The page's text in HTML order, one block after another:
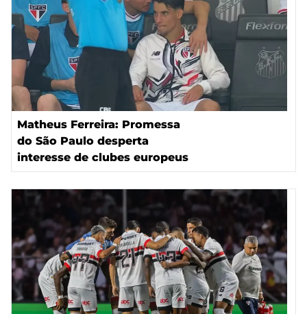
Matheus Ferreira: Promessa
do São Paulo desperta
interesse de clubes europeus